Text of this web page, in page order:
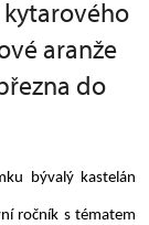
kytarového
aranže
do
bývalý kastelán
ročník s tématem